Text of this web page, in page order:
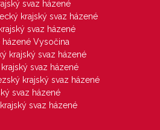
svaz házené
krajský svaz házené
svaz házené
házené Vysočina
krajský svaz házené
svaz házené
krajský svaz házené
svaz házené
svaz házené